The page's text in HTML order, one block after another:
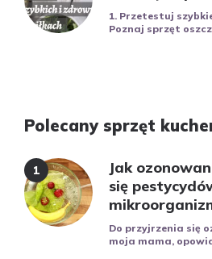
1. Przetestuj
Poznaj sprzęt
Polecany sprzęt
Jak
się
Do przyjrzenia się
moja mama,